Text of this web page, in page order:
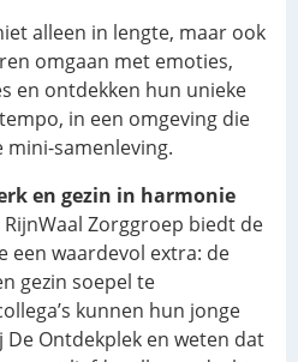
alleen in lengte, maar ook
omgaan met emoties,
en ontdekken hun unieke
in een omgeving die
mini-samenleving.
en gezin in harmonie
Zorggroep biedt de
een waardevol extra: de
gezin soepel te
kunnen hun jonge
Ontdekplek en weten dat